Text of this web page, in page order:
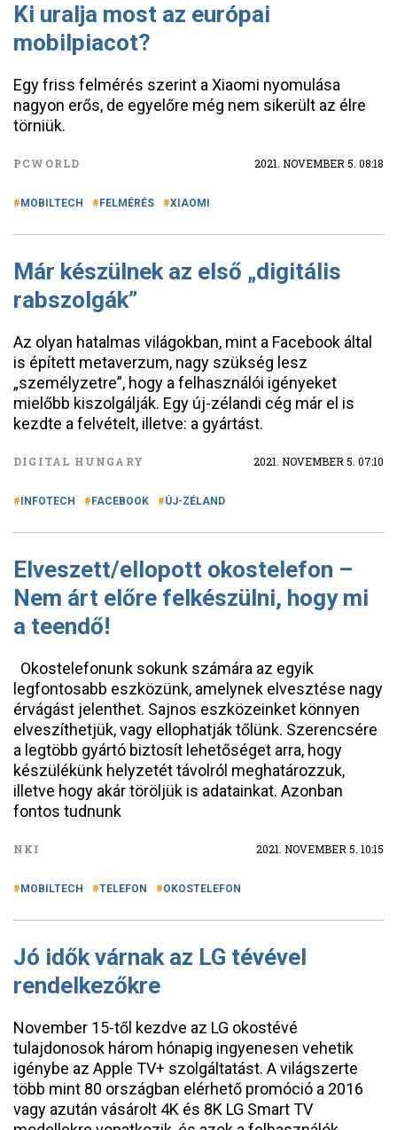
Ki uralja most az európai
mobilpiacot?
Egy friss felmérés szerint a Xiaomi nyomulása
nagyon erős, de egyelőre még nem sikerült az élre
törniük.
PCWORLD 2021. NOVEMBER 5. 08:18
MOBILTECH FELMÉRÉS XIAOMI
Már készülnek az első „digitális
rabszolgák”
Az olyan hatalmas világokban, mint a Facebook által
is épített metaverzum, nagy szükség lesz
„személyzetre”, hogy a felhasználói igényeket
mielőbb kiszolgálják. Egy új-zélandi cég már el is
kezdte a felvételt, illetve: a gyártást.
DIGITAL HUNGARY 2021. NOVEMBER 5. 07:10
INFOTECH FACEBOOK ÚJ-ZÉLAND
Elveszett/ellopott okostelefon –
Nem árt előre felkészülni, hogy mi
a teendő!
Okostelefonunk sokunk számára az egyik
legfontosabb eszközünk, amelynek elvesztése nagy
érvágást jelenthet. Sajnos eszközeinket könnyen
elveszíthetjük, vagy ellophatják tőlünk. Szerencsére
a legtöbb gyártó biztosít lehetőséget arra, hogy
készülékünk helyzetét távolról meghatározzuk,
illetve hogy akár töröljük is adatainkat. Azonban
fontos tudnunk
NKI 2021. NOVEMBER 5. 10:15
MOBILTECH TELEFON OKOSTELEFON
Jó idők várnak az LG tévével
rendelkezőkre
November 15-től kezdve az LG okostévé
tulajdonosok három hónapig ingyenesen vehetik
igénybe az Apple TV+ szolgáltatást. A világszerte
több mint 80 országban elérhető promóció a 2016
vagy azután vásárolt 4K és 8K LG Smart TV